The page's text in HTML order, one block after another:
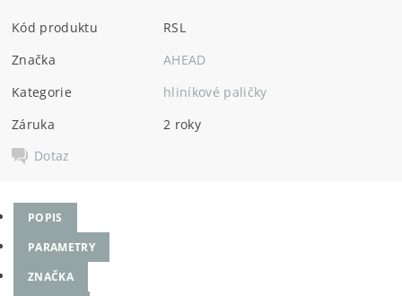
Kód produktu
RSL
Značka
AHEAD
Kategorie
hliníkové paličky
Záruka
2 roky
Dotaz
POPIS
PARAMETRY
ZNAČKA